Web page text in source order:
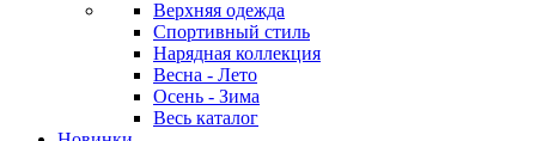
Верхняя одежда
Спортивный стиль
Нарядная коллекция
Весна - Лето
Осень - Зима
Весь каталог